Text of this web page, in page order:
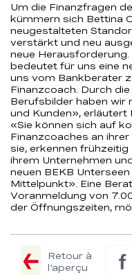
Um die Finanzfragen
kümmern sich Bettina
neugestalteten
verstärkt und neu
neue Herausforderung.
bedeutet für uns eine
uns vom Bankberater
Finanzcoach. Durch
Berufsbilder haben wir
und Kunden», erläutert
«Sie können sich auf
Finanzcoaches an
sie, erkennen
ihrem Unternehmen
neuen BEKB
Mittelpunkt». Eine
Voranmeldung von
der Öffnungszeiten,
Retour à
l'aperçu